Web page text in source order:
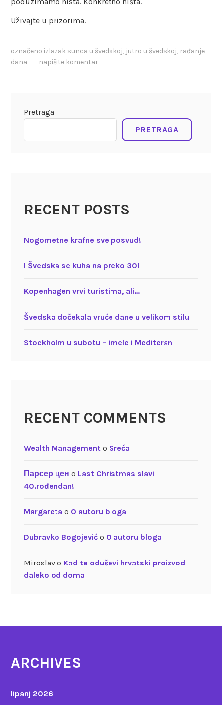
Uživajte u prizorima.
označeno izlazak sunca u švedskoj, jutro u švedskoj, rađanje
dana
napišite komentar
Pretraga
PRETRAGA
RECENT POSTS
Nogometne krafne sve posvud!
I Švedska se kuha na preko 30!
Kopenhagen vrvi turistima, ali…
Švedska dočekala vruće dane u velikom stilu
Stockholm u subotu – imele i Mediteran
RECENT COMMENTS
Wealth Management o Sreća
Парсер цен o Last Christmas slavi
40.rođendan!
Margareta o O autoru bloga
Dubravko Bogojevićo O autoru bloga
Miroslavo Kad te oduševi hrvatski proizvod
daleko od doma
ARCHIVES
lipanj 2026